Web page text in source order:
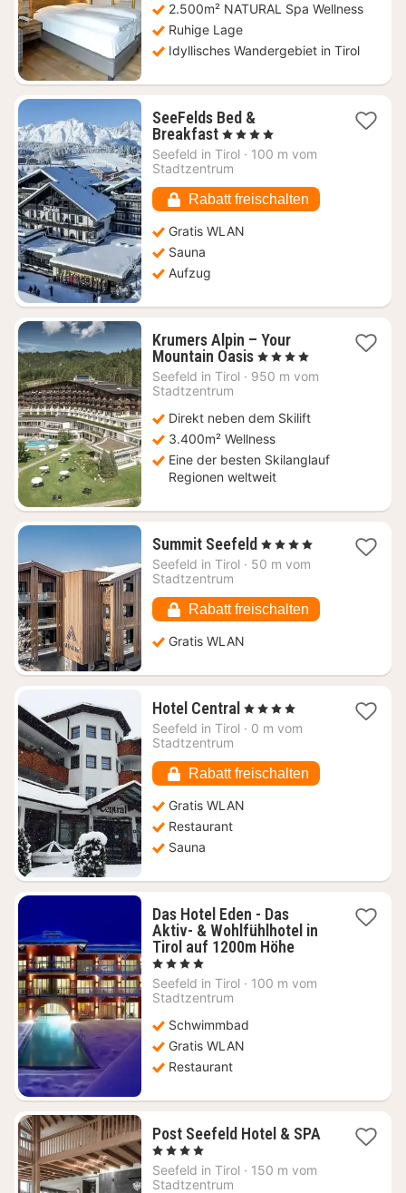
€
2.500m² NATURAL Spa Wellness
Ruhige Lage
Idyllisches Wandergebiet in Tirol
SeeFelds Bed &
Breakfast1
Nacht
ab
€
, 4 Sterne
Seefeld in Tirol · 100 m vom
Stadtzentrum
Rabatt freischalten
Gratis WLAN
Sauna
Aufzug
Krumers Alpin – Your
Mountain Oasis1
Nacht
€
, 4 Sterne
Seefeld in Tirol · 950 m vom
Stadtzentrum
Direkt neben dem Skilift
3.400m² Wellness
Eine der besten Skilanglauf
Regionen weltweit
Summit Seefeld 1
Nacht
€
, 4 Sterne
Seefeld in Tirol · 50 m vom
Stadtzentrum
Rabatt freischalten
Gratis WLAN
Hotel Central 1
Nacht
€
, 4 Sterne
Seefeld in Tirol · 0 m vom
Stadtzentrum
Rabatt freischalten
Gratis WLAN
Restaurant
Sauna
Das Hotel Eden - Das
Aktiv- & Wohlfühlhotel in
Tirol auf 1200m Höhe1
ab
, 4 Sterne
Seefeld in Tirol · 100 m vom
Stadtzentrum
Schwimmbad
Gratis WLAN
Restaurant
Post Seefeld Hotel & SPA
1
Nacht
ab
, 4 Sterne
Seefeld in Tirol · 150 m vom
Stadtzentrum